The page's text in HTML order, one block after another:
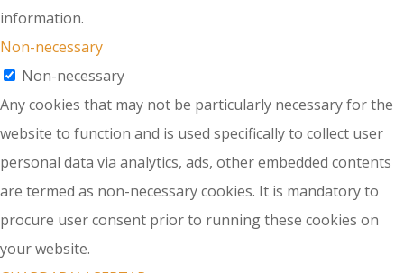
information.
Non-necessary
Non-necessary
Any cookies that may not be particularly necessary for the
website to function and is used specifically to collect user
personal data via analytics, ads, other embedded contents
are termed as non-necessary cookies. It is mandatory to
procure user consent prior to running these cookies on
your website.